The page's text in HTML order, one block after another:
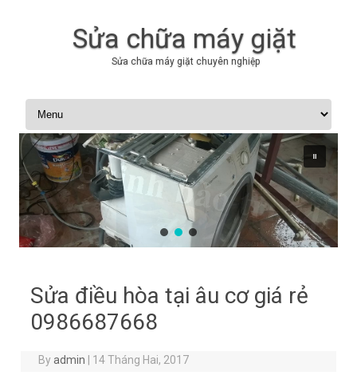
Sửa chữa máy giặt
Sửa chữa máy giặt chuyên nghiệp
Skip to content
Sửa điều hòa tại âu cơ giá rẻ
0986687668
Byadmin 14 Tháng Hai, 2017